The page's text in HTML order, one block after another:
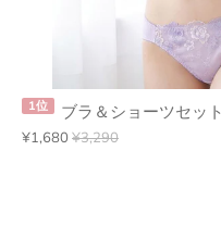
1位 ブラ＆ショーツセット
¥1,680 ¥3,290